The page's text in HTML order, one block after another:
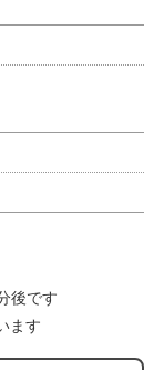
後です
ます